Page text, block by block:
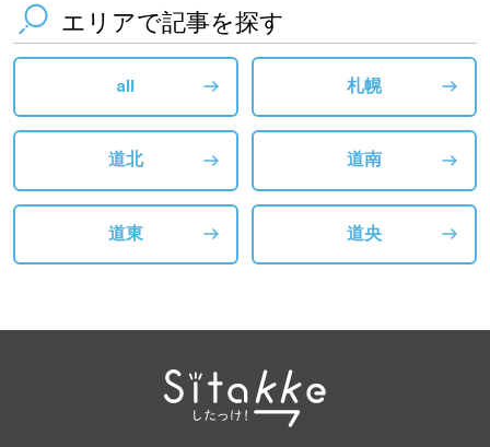
エリアで記事を探す
all 札幌
道北 道南
道東 道央